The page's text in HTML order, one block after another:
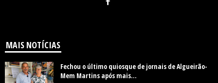
MAIS NOTÍCIAS
Fechou o último quiosque de jornais de Algueirão-
Mem Martins após mais...